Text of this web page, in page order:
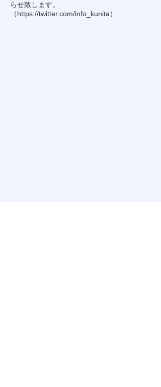
らせ致します。
（https://twitter.com/info_kunita）